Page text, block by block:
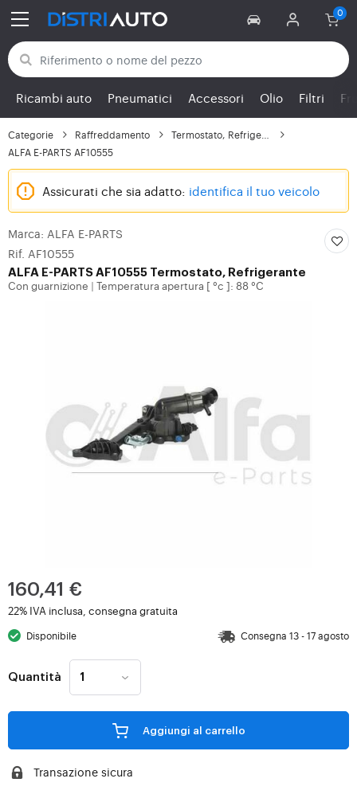
Torna alle categorie
Ricambi auto Pneumatici Accessori Olio Filtri
Categorie Raffreddamento
ALFA E-PARTS AF10555
Assicurati che sia adatto: identifica il tuo veicolo
Marca: ALFA E-PARTS
Rif. AF10555
ALFA E-PARTS AF10555 Termostato, Refrigerante
Con guarnizione Temperatura apertura [ °c ]: 88 °C
160,41 €
22% IVA inclusa, consegna gratuita
Disponibile Consegna 13 - 17 agosto
Quantità
Aggiungi al carrello
Transazione sicura